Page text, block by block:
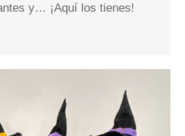
y… ¡Aquí los tienes!